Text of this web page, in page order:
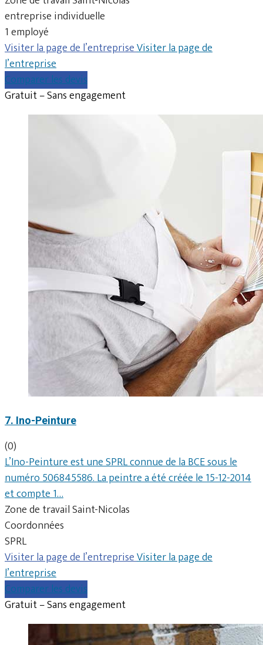
entreprise individuelle
1 employé
Visiter la page de l’entrepriseVisiter la page de
l’entreprise
Comparer les devis
Gratuit – Sans engagement
7. Ino-Peinture
(0)
L’Ino-Peinture est une SPRL connue de la BCE sous le
numéro 506845586. La peintre a été créée le 15-12-2014
et compte 1…
Zone de travail Saint-Nicolas
Coordonnées
SPRL
Visiter la page de l’entrepriseVisiter la page de
l’entreprise
Comparer les devis
Gratuit – Sans engagement